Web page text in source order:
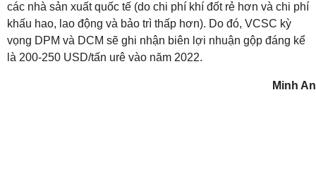
các nhà sản xuất quốc tế (do chi phí khí đốt rẻ hơn và chi phí
khấu hao, lao động và bảo trì thấp hơn). Do đó, VCSC kỳ
vọng DPM và DCM sẽ ghi nhận biên lợi nhuận gộp đáng kể
là 200-250 USD/tấn urê vào năm 2022.
Minh An